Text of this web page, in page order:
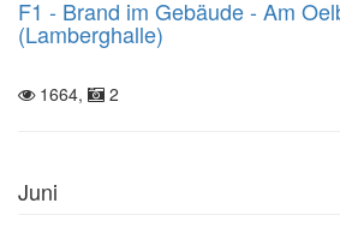
F1 - Brand im Gebäude - Am
(Lamberghalle)
1664, 2
Juni